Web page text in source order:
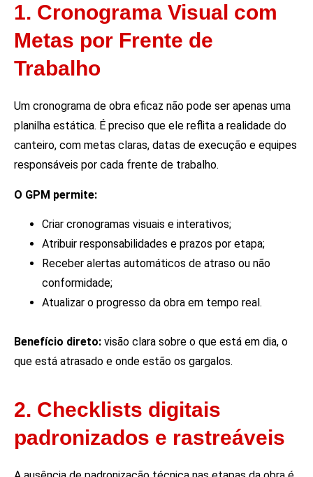
1. Cronograma Visual com
Metas por Frente de
Trabalho
Um cronograma de obra eficaz não pode ser apenas uma
planilha estática. É preciso que ele reflita a realidade do
canteiro, com metas claras, datas de execução e equipes
responsáveis por cada frente de trabalho.
O GPM permite:
Criar cronogramas visuais e interativos;
Atribuir responsabilidades e prazos por etapa;
Receber alertas automáticos de atraso ou não
conformidade;
Atualizar o progresso da obra em tempo real.
Benefício direto: visão clara sobre o que está em dia, o
que está atrasado e onde estão os gargalos.
2. Checklists digitais
padronizados e rastreáveis